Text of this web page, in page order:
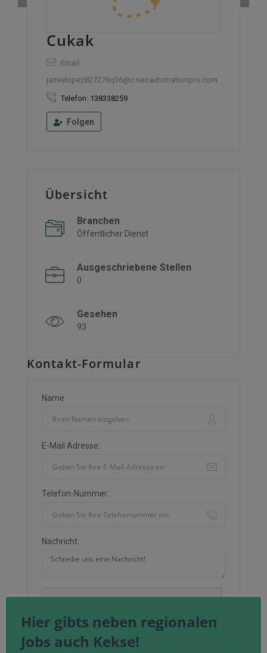
Cukak
Email:
jamielopez827276q36@c.seoautomationpro.com
Telefon: 138338259
Folgen
Übersicht
Branchen
Öffentlicher Dienst
Ausgeschriebene Stellen
0
Gesehen
93
Kontakt-Formular
Name
E-Mail Adresse:
Telefon-Nummer:
Nachricht:
Durch Anklicken des Kontrollkästchens erklären
Hier gibts neben regionalen
Jobs auch Kekse!